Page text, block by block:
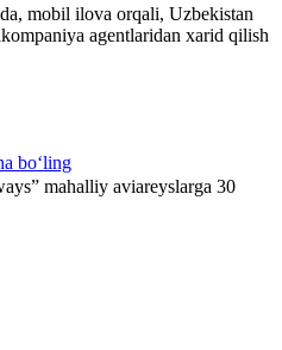
mobil ilova orqali, Uzbekistan
agentlaridan xarid qilish
bo‘ling
mahalliy aviareyslarga 30